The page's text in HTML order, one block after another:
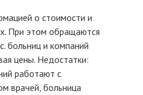
о стоимости и
При этом обращаются
больниц и компаний
цены. Недостатки:
работают с
врачей, больница